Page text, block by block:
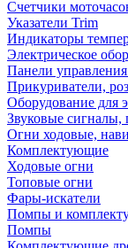
Счетчики
Указатели Trim
Индикаторы
Электрическое
Панели
Прикуриватели,
Оборудование для
Звуковые сигналы,
Огни ходовые,
Комплектующие
Ходовые огни
Топовые огни
Фары-искатели
Помпы и
Помпы